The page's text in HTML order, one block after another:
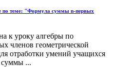
по теме: "Формула суммы n-первых
к уроку алгебры по
членов геометрической
отработки умений учащихся
суммы ...